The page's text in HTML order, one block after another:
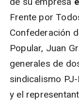
Frente por
Confederación
Popular, Juan
generales de
sindicalismo
y el